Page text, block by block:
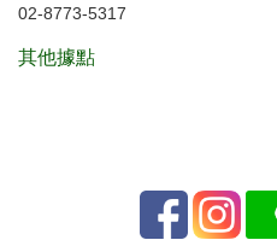
02-8773-5317
其他據點